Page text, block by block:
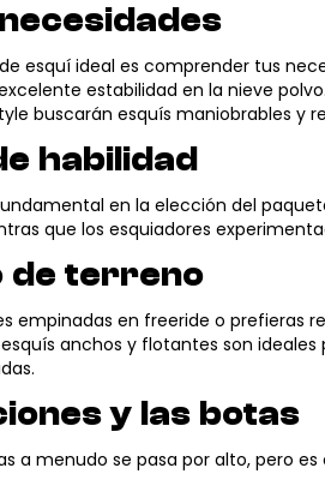
esquí ideal es comprender tus
estabilidad en la nieve
buscarán esquís maniobrables y
habilidad
en la elección del
que los esquiadores
de terreno
empinadas en freeride o prefieras
anchos y flotantes son
y las botas
a menudo se pasa por alto, pero